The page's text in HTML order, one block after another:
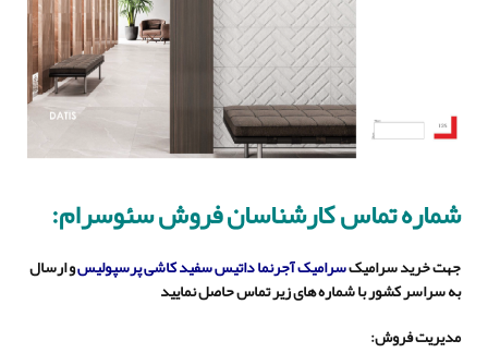
شماره تماس کارشناسان فروش سئوسرام:
جهت خرید سرامیکسرامیک آجرنما داتیس سفید کاشی پرسپولیسو ارسال
به سراسر کشور با شماره های زیر تماس حاصل نمایید
مدیریت فروش: